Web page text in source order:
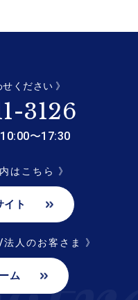
ください 》
3126
〜17:30
はこちら 》
イト
人のお客さま 》
ム